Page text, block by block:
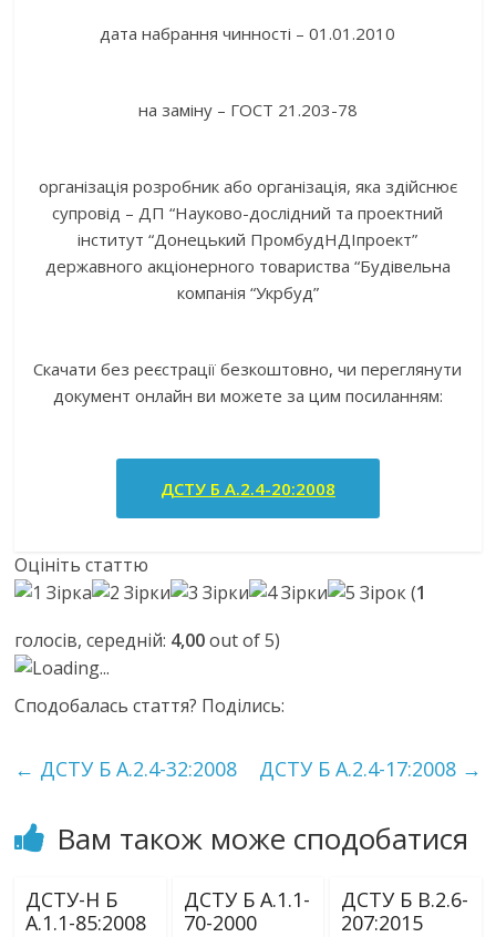
дата набрання чинності – 01.01.2010
на заміну – ГОСТ 21.203-78
організація розробник або організація, яка здійснює
супровід – ДП “Науково-дослідний та проектний
інститут “Донецький ПромбудНДІпроект”
державного акціонерного товариства “Будівельна
компанія “Укрбуд”
Скачати без реєстрації безкоштовно, чи переглянути
документ онлайн ви можете за цим посиланням:
ДСТУ Б А.2.4-20:2008
Оцініть статтю
(1
голосів, середній: 4,00out of 5)
Loading...
Сподобалась стаття? Поділись:
← ДСТУ Б А.2.4-32:2008 ДСТУ Б А.2.4-17:2008 →
Вам також може сподобатися
ДСТУ-Н Б
А.1.1-85:2008
ДСТУ Б А.1.1-
70-2000
ДСТУ Б В.2.6-
207:2015